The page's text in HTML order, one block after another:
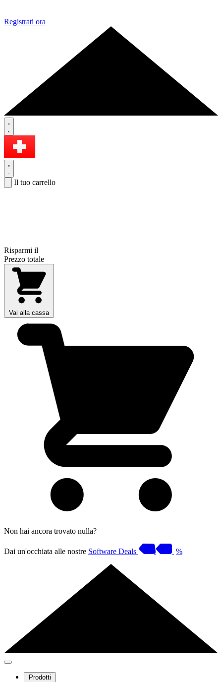
Registrati ora
Il tuo carrello
Risparmi il
Prezzo totale
Vai alla cassa
Non hai ancora trovato nulla?
Dai un'occhiata alle nostre Software Deals %
Prodotti